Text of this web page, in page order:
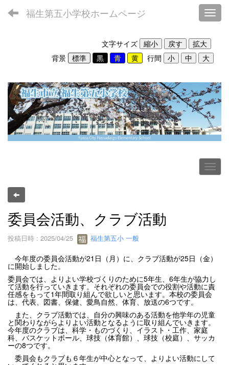
福生第五小学校ホームページ
文字サイズ
背景
行間
委員会活動、クラブ活動
投稿日時 : 2025/04/25 福生第五小 一般
今年度の委員会活動が21日（月）に、クラブ活動が25日（金）
に開始しました。
委員会では、よりよい学校づくりのために5年生、6年生が協力し
て活動を行っていきます。それぞれの委員会での役割や活動に責
任感をもって1年間取り組んで欲しいと思います。本校の委員会
は、代表、図書、保健、愛鳥自然、体育、放送の6つです。
また、クラブ活動では、自分の興味のある活動を他学年の児童
と関わりながらよりよい活動となるように取り組んでいきます。
今年度のクラブは、科学・ものづくり、イラスト・工作、家庭
科、バスケットボール、球技（体育館）、球技（校庭）、サッカ
ーの8つです。
委員会もクラブも６年生が中心となって、よりよい活動にして